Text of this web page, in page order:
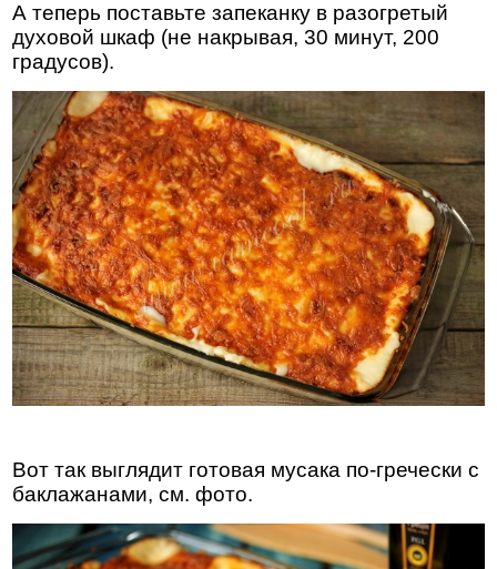
А теперь поставьте запеканку в разогретый
духовой шкаф (не накрывая, 30 минут, 200
градусов).
Вот так выглядит готовая мусака по-гречески с
баклажанами, см. фото.